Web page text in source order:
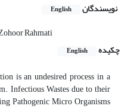
نویسندگان English
Rahmati
چکیده
English
is an undesired process in a
Infectious Wastes due to their
Pathogenic Micro Organisms